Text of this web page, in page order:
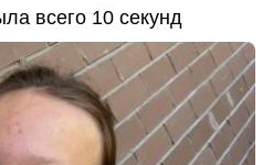
всего 10 секунд